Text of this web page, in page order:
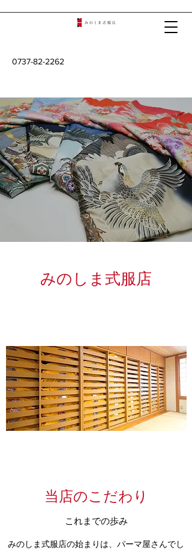
0737-82-2262
みのしま式服店
当店のこだわり
これまでの歩み
みのしま式服店の始まりは、パーマ屋さんでし